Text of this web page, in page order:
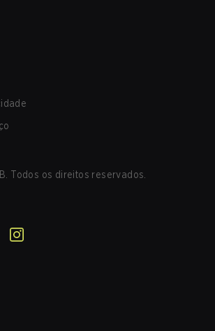
Todos os direitos reservados.